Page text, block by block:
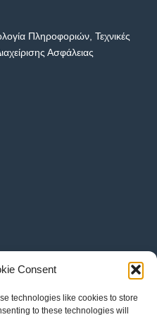
Consent
technologies like cookies to store
to these technologies will
Πληροφοριών, Τεχνικές
Ασφάλειας
17122